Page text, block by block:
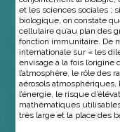
et les sciences sociales ;
biologique, on constate
cellulaire qu’au plan des
fonction immunitaire. De
internationale sur « les
envisage à la fois
l’atmosphère, le rôle des
aérosols
l’énergie, le risque
mathématiques
très large et la place des